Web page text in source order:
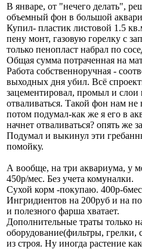
В январе, от "нечего делать",
объемный фон в большой
Купил- пластик листовой 1.5
пену монт, газовую горелку с
только пенопласт набрал по
Общая сумма потраченная на
Работа собственноручная -
выходных дня убил. Всё
зацементировал, промыл и слои
отваливаться. Такой фон нам
потом подумал-как же я его в
начнет отваливаться? опять же
Подумал и выкинул эти
помойку.
А вообще, на три аквариума, у
450р/мес. Без учета комуналки.
Сухой корм -покупаю. 400р-
Ингридиентов на 200руб и на
и полезного фарша хватает.
Дополнительные траты только
оборудование(фильтры, грелки,
из строя. Ну иногда растение